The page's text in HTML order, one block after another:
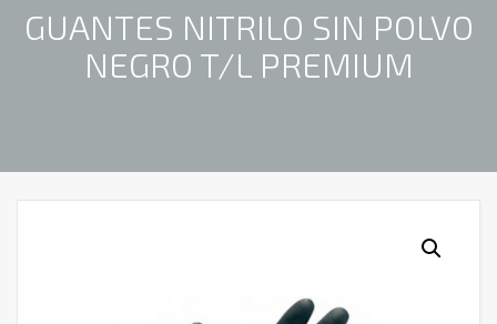
GUANTES NITRILO SIN POLVO
NEGRO T/L PREMIUM